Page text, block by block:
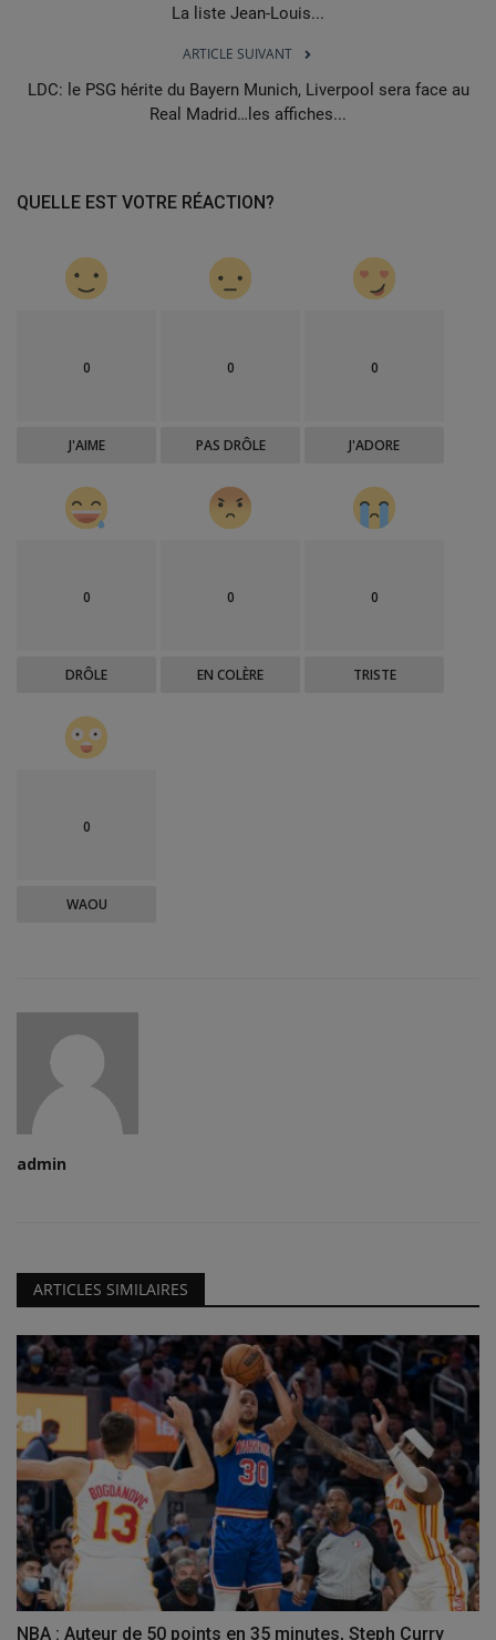
La liste Jean-Louis...
ARTICLE SUIVANT
LDC: le PSG hérite du Bayern Munich, Liverpool sera face au
Real Madrid…les affiches...
QUELLE EST VOTRE RÉACTION?
0
J'AIME
0
PAS DRÔLE
0
J'ADORE
0
DRÔLE
0
EN COLÈRE
0
TRISTE
0
WAOU
admin
ARTICLES SIMILAIRES
NBA : Auteur de 50 points en 35 minutes, Steph Curry